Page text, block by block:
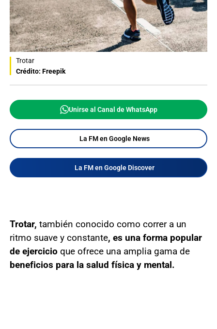
Trotar
Crédito: Freepik
Unirse al Canal de WhatsApp
La FM en Google News
La FM en Google Discover
Trotar, también conocido como correr a un
ritmo suave y constante, es una forma popular
de ejercicio que ofrece una amplia gama de
beneficios para la salud física y mental.